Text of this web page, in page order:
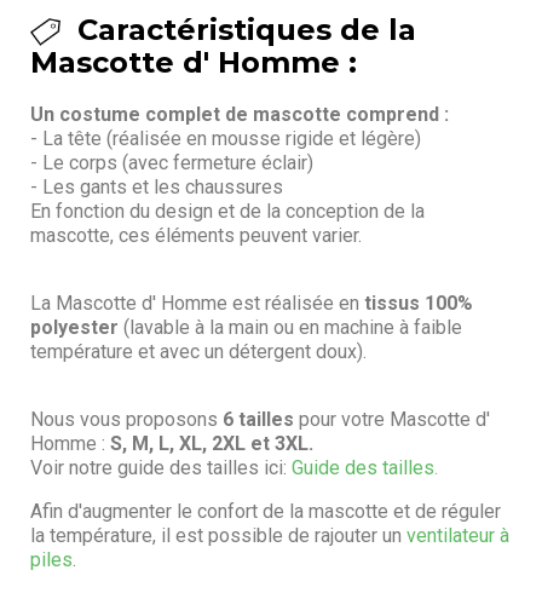
Caractéristiques de la
Mascotte d' Homme :
Un costume complet de mascotte comprend :
- La tête (réalisée en mousse rigide et légère)
- Le corps (avec fermeture éclair)
- Les gants et les chaussures
En fonction du design et de la conception de la
mascotte, ces éléments peuvent varier.
La Mascotte d' Homme est réalisée en tissus 100%
polyester (lavable à la main ou en machine à faible
température et avec un détergent doux).
Nous vous proposons 6 tailles pour votre Mascotte d'
Homme : S, M, L, XL, 2XL et 3XL.
Voir notre guide des tailles ici: Guide des tailles.
Afin d'augmenter le confort de la mascotte et de réguler
la température, il est possible de rajouter un ventilateur à
piles.